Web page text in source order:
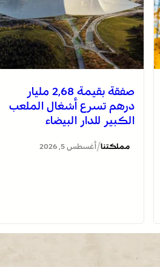
صفقة بقيمة 2,68 مليار
درهم تسرع أشغال الملعب
الكبير للدار البيضاء
مملكتنا/أغسطس 5, 2026